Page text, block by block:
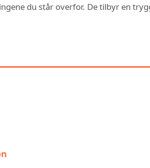
du står overfor. De tilbyr en